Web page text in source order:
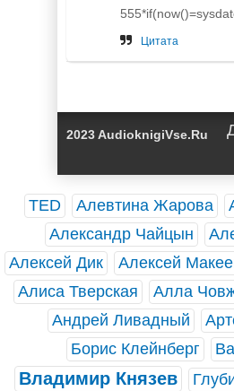
Цитата
2023 AudioknigiVse.Ru
TED Алевтина Жарова
Александр Чайцын
Алексей Дик
Алексей
Алиса Тверская
Алла
Андрей Ливадный
Борис Клейнберг
Владимир Князев